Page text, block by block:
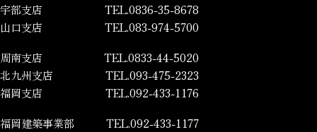
宇部支店
TEL.0836-35-8678
山口支店
TEL.083-974-5700
周南支店
TEL.0833-44-5020
北九州支店
TEL.093-475-2323
福岡支店
TEL.092-433-1176
福岡建築事業部
TEL.092-433-1177